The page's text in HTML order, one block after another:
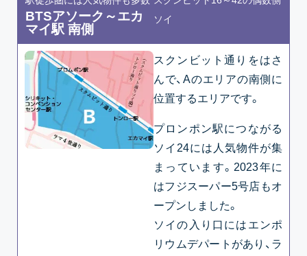
BTSアソーク～エカ
マイ駅 南側
ソイ
スクンビット通りをはさ
んで、Aのエリアの南側に
位置するエリアです。
プロンポン駅につながる
ソイ24には人気物件が集
まっています。2023年に
はフジスーパー5号店もオ
ープンしました。
ソイの入り口にはエンポ
リウムデパートがあり、ラ